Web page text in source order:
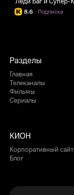
8.6 Подписка
·
Разделы
Главная
Телеканалы
Фильмы
Сериалы
КИОН
Корпоративный сайт
Блог